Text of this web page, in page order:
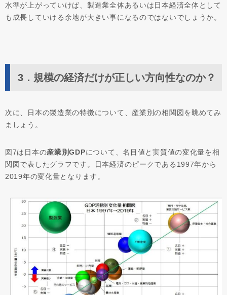
水準が上がっていけば、製造業全体あるいは日本経済全体として
も成長していける余地が大きい事になるのではないでしょうか。
3．規模の経済だけが正しい方向性なのか？
次に、日本の製造業の特徴について、産業別の相関図を眺めてみ
ましょう。
図7は日本の産業別GDPについて、名目値と実質値の変化量を相
関図で表したグラフです。日本経済のピークである1997年から
2019年の変化量となります。